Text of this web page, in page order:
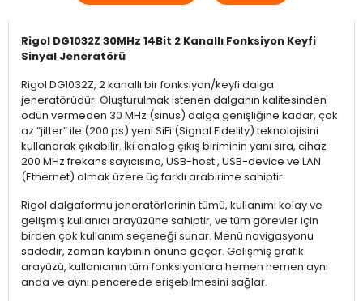
Rigol DG1032Z 30MHz 14Bit 2 Kanallı Fonksiyon Keyfi
Sinyal Jeneratörü
Rigol DG1032Z, 2 kanallı bir fonksiyon/keyfi dalga
jeneratörüdür. Oluşturulmak istenen dalganın kalitesinden
ödün vermeden 30 MHz (sinüs) dalga genişliğine kadar, çok
az “jitter” ile (200 ps) yeni SiFi (Signal Fidelity) teknolojisini
kullanarak çıkabilir. İki analog çıkış biriminin yanı sıra, cihaz
200 MHz frekans sayıcısına, USB-host , USB-device ve LAN
(Ethernet) olmak üzere üç farklı arabirime sahiptir.
Rigol dalgaformu jeneratörlerinin tümü, kullanımı kolay ve
gelişmiş kullanıcı arayüzüne sahiptir, ve tüm görevler için
birden çok kullanım seçeneği sunar. Menü navigasyonu
sadedir, zaman kaybının önüne geçer. Gelişmiş grafik
arayüzü, kullanıcının tüm fonksiyonlara hemen hemen aynı
anda ve aynı pencerede erişebilmesini sağlar.